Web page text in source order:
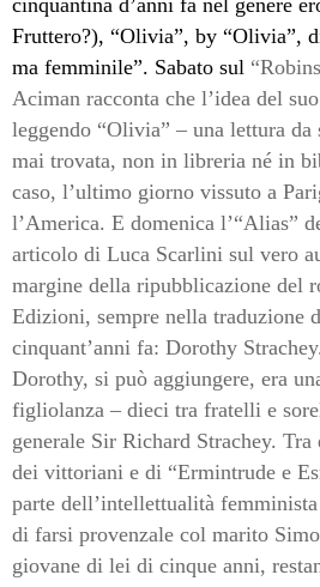
cinquantina d’anni fa nel genere
Fruttero?), “Olivia”, by “Olivia”,
ma femminile”. Sabato sul
Aciman racconta che l’idea del
leggendo “Olivia” – una lettura da
mai trovata, non in libreria né in
caso, l’ultimo giorno vissuto a
l’America. E domenica l’“Alias”
articolo di Luca Scarlini sul vero
margine della ripubblicazione del
Edizioni, sempre nella traduzione
cinquant’anni fa: Dorothy Strachey.
Dorothy, si può aggiungere, era
figliolanza – dieci tra fratelli e
generale Sir Richard Strachey.
dei vittoriani e di “Ermintrude e
parte dell’intellettualità
di farsi provenzale col marito
giovane di lei di cinque anni,